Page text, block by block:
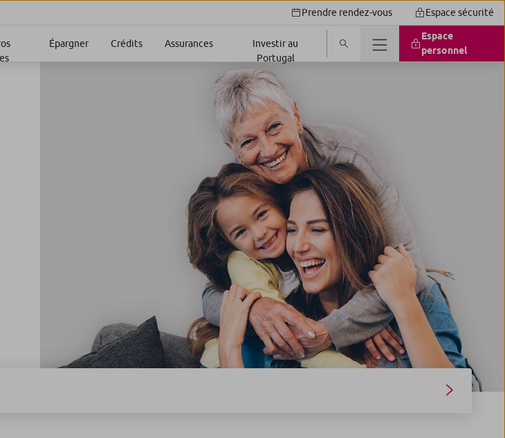
Prendre rendez-vous Espace sécurité
Épargner Crédits Assurances
Investir au
Portugal
Espace
personnel